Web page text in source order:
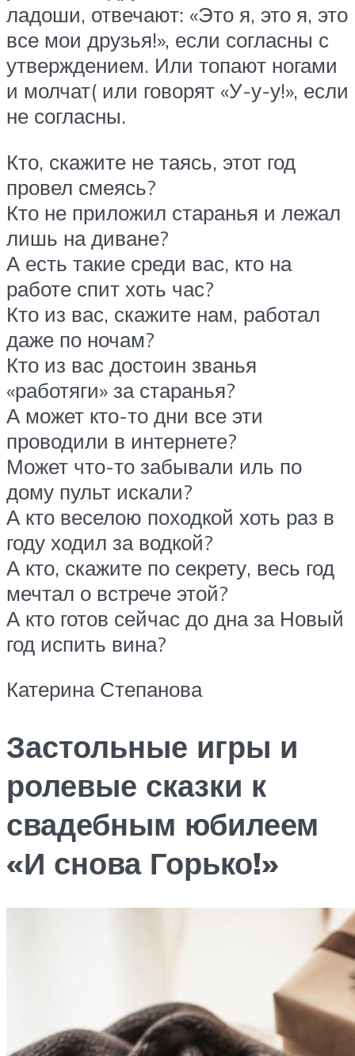
ладоши, отвечают: «Это я, это я, это
все мои друзья!», если согласны с
утверждением. Или топают ногами
и молчат( или говорят «У-у-у!», если
не согласны.
Кто, скажите не таясь, этот год
провел смеясь?
Кто не приложил старанья и лежал
лишь на диване?
А есть такие среди вас, кто на
работе спит хоть час?
Кто из вас, скажите нам, работал
даже по ночам?
Кто из вас достоин званья
«работяги» за старанья?
А может кто-то дни все эти
проводили в интернете?
Может что-то забывали иль по
дому пульт искали?
А кто веселою походкой хоть раз в
году ходил за водкой?
А кто, скажите по секрету, весь год
мечтал о встрече этой?
А кто готов сейчас до дна за Новый
год испить вина?
Катерина Степанова
Застольные игры и
ролевые сказки к
свадебным юбилеем
«И снова Горько!»